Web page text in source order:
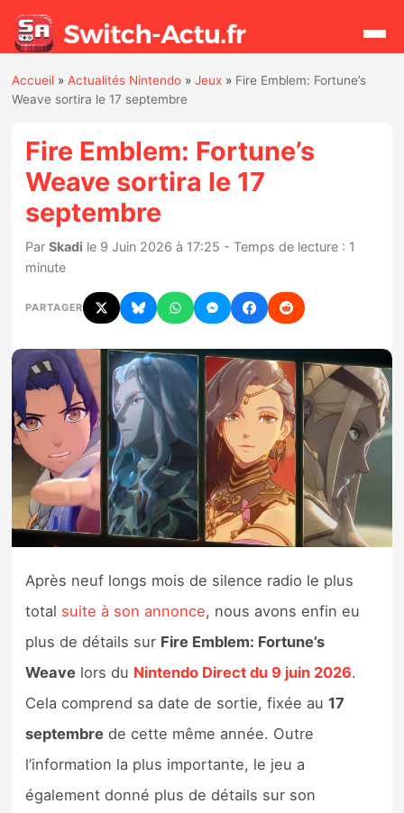
Actualités
Jeux
Hardware
Mises à jour
Chiffres de ventes
Rumeurs
Nintendo Direct
Tests et previews
Tests de jeux
Tests d’accessoires
Previews
Précommandes
Précommandes jeux Switch 2
Accueil »Actualités Nintendo »Jeux » Fire Emblem: Fortune’s
Weave sortira le 17 septembre
Fire Emblem: Fortune’s
Weave sortira le 17
septembre
ParSkadi le 9 Juin 2026 à 17:25 - Temps de lecture : 1
minute
PARTAGER
Après neuf longs mois de silence radio le plus
total suite à son annonce, nous avons enfin eu
plus de détails sur Fire Emblem: Fortune’s
Weave lors du Nintendo Direct du 9 juin 2026.
Cela comprend sa date de sortie, fixée au17
septembre de cette même année. Outre
l’information la plus importante, le jeu a
également donné plus de détails sur son